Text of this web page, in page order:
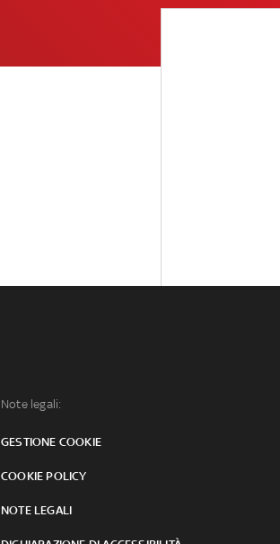
Note legali:
GESTIONE COOKIE
COOKIE POLICY
NOTE LEGALI